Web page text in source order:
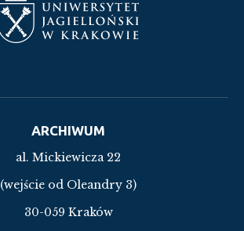
ARCHIWUM
al. Mickiewicza 22
(wejście od Oleandry 3)
30-059 Kraków